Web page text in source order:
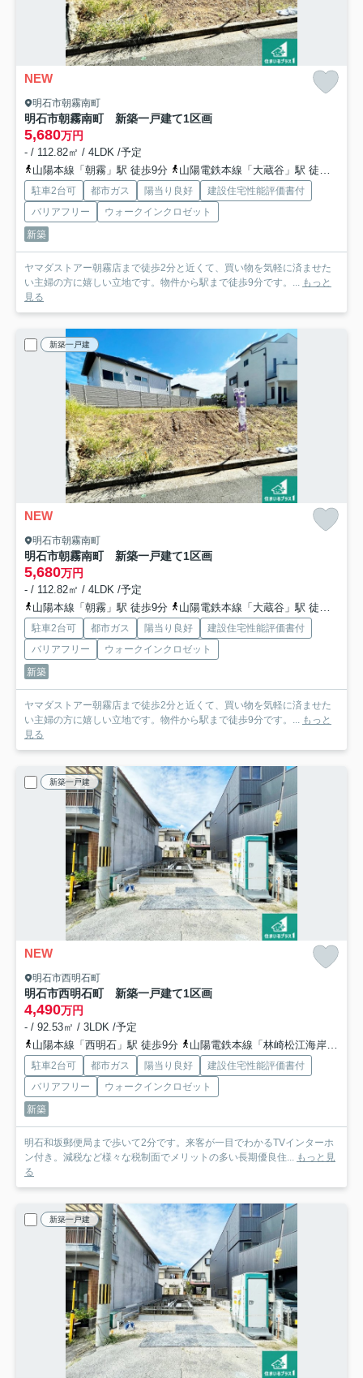
NEW
明石市朝霧南町
明石市朝霧南町 新築一戸建て1区画
5,680万円
- / 112.82㎡ / 4LDK /予定
山陽本線「朝霧」駅 徒歩9分
山陽電鉄本線「大蔵谷」駅 徒歩14分
駐車2台可 都市ガス 陽当り良好
建設住宅性能評価書付
バリアフリー
ウォークインクロゼット
新築
ヤマダストアー朝霧店まで徒歩2分と近くて、買い物を気軽に済ませた
い主婦の方に嬉しい立地です。物件から駅まで徒歩9分です。... もっと
見る
新築一戸建
NEW
明石市朝霧南町
明石市朝霧南町 新築一戸建て1区画
5,680万円
- / 112.82㎡ / 4LDK /予定
山陽本線「朝霧」駅 徒歩9分
山陽電鉄本線「大蔵谷」駅 徒歩14分
駐車2台可 都市ガス 陽当り良好
建設住宅性能評価書付
バリアフリー
ウォークインクロゼット
新築
ヤマダストアー朝霧店まで徒歩2分と近くて、買い物を気軽に済ませた
い主婦の方に嬉しい立地です。物件から駅まで徒歩9分です。... もっと
見る
新築一戸建
NEW
明石市西明石町
明石市西明石町 新築一戸建て1区画
4,490万円
- / 92.53㎡ / 3LDK /予定
山陽本線「西明石」駅 徒歩9分
山陽電鉄本線「林崎松江海岸」駅 徒歩26分
駐車2台可 都市ガス 陽当り良好
建設住宅性能評価書付
バリアフリー
ウォークインクロゼット
新築
明石和坂郵便局まで歩いて2分です。来客が一目でわかるTVインターホ
ン付き。減税など様々な税制面でメリットの多い長期優良住... もっと見
る
新築一戸建